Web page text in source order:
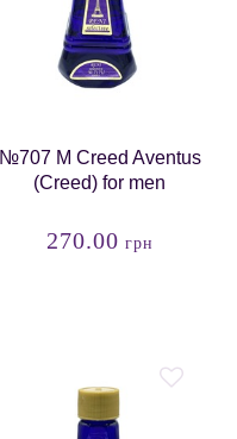
№707 M Creed Aventus
(Creed) for men
270.00 грн